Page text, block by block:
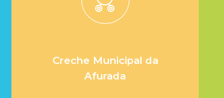
Creche Municipal da
Afurada